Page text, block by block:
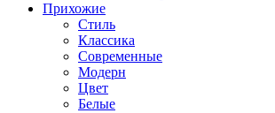
Прихожие
Стиль
Классика
Современные
Модерн
Цвет
Белые